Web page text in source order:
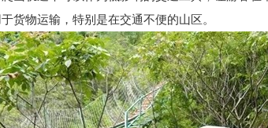
货物运输，特别是在交通不便的山区。